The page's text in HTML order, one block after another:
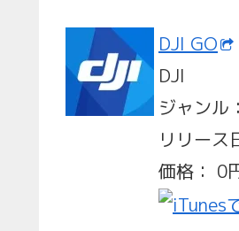
DJI GO
DJI
ジャンル
リリー
価格： 0